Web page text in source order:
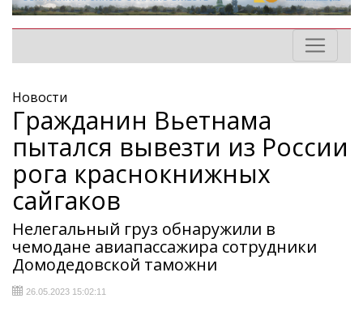
Новости
Гражданин Вьетнама
пытался вывезти из России
рога краснокнижных
сайгаков
Нелегальный груз обнаружили в
чемодане авиапассажира сотрудники
Домодедовской таможни
26.05.2023 15:02:11